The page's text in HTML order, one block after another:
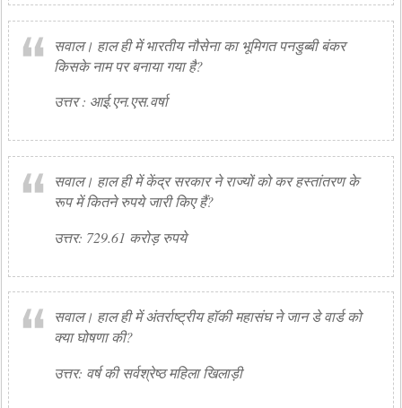
सवाल। हाल ही में भारतीय नौसेना का भूमिगत पनडुब्बी बंकर
किसके नाम पर बनाया गया है?
उत्तर : आई.एन.एस.वर्षा
सवाल। हाल ही में केंद्र सरकार ने राज्यों को कर हस्तांतरण के
रूप में कितने रुपये जारी किए हैं?
उत्तर: 729.61 करोड़ रुपये
सवाल। हाल ही में अंतर्राष्ट्रीय हॉकी महासंघ ने जान डे वार्ड को
क्या घोषणा की?
उत्तर: वर्ष की सर्वश्रेष्ठ महिला खिलाड़ी